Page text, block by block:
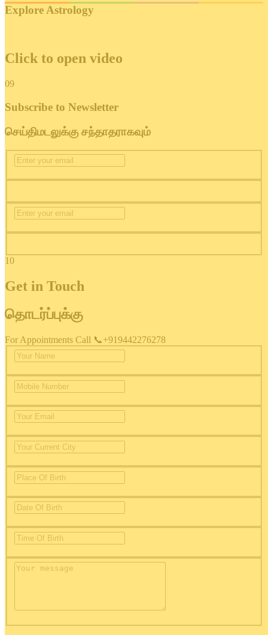
Explore Astrology
Click to open video
09
Subscribe to Newsletter
செய்திமடலுக்கு சந்தாதராகவும்
10
Get in Touch
தொடர்ப்புக்கு
For Appointments Call 📞+919442276278